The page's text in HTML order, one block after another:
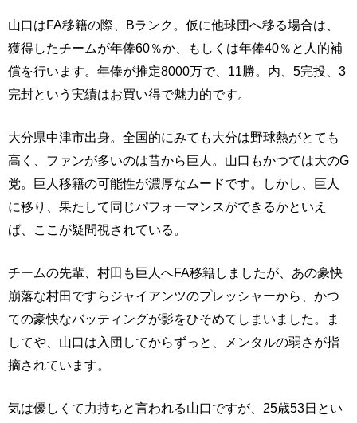
山口はFA移籍の際、Bランク。仮に他球団へ移る場合は、
獲得したチームが年俸60％か、もしくは年俸40％と人的補
償を行います。年俸が推定8000万で、11勝。内、5完投、3
完封という実績はお買い得で魅力的です。
大分県中津市出身。全国的にみても大分は野球熱がとても
高く、ファンが多いのは昔から巨人。山口もかつては大のG
党。巨人移籍の可能性が濃厚なムードです。しかし、巨人
に移り、果たして同じパフォーマンスができるかといえ
ば、ここが疑問視されている。
チームの先輩、村田も巨人へFA移籍しましたが、あの豪快
崩落な村田ですらジャイアンツのプレッシャーから、かつ
ての豪快なバッティングが影をひそめてしまいました。ま
してや、山口は入団してからずっと、メンタルの弱さが指
摘されています。
気は優しくて力持ちと言われる山口ですが、25歳53日とい